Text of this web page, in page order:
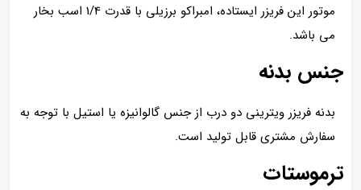
موتور این فریزر ایستاده، امبراکو برزیلی با قدرت 1/4 اسب بخار
می باشد.
جنس بدنه
بدنه فریزر ویترینی دو درب از جنس گالوانیزه یا استیل با توجه به
سفارش مشتری قابل تولید است.
ترموستات